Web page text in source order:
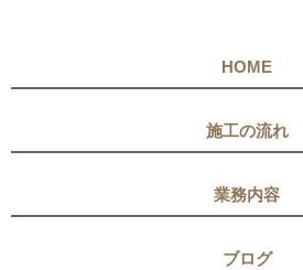
HOME
施工の流れ
業務内容
ブログ